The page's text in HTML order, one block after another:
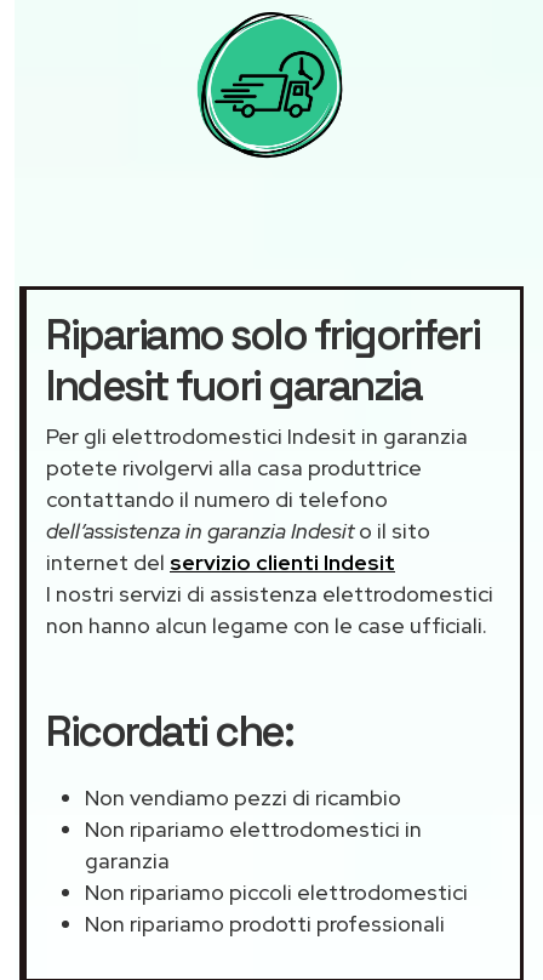
Ripariamo solo frigoriferi
Indesit fuori garanzia
Per gli elettrodomestici Indesit in garanzia
potete rivolgervi alla casa produttrice
contattando il numero di telefono
dell’assistenza in garanzia Indesito il sito
internet del servizio clienti Indesit
I nostri servizi di assistenza elettrodomestici
non hanno alcun legame con le case ufficiali.
Ricordati che:
Non vendiamo pezzi di ricambio
Non ripariamo elettrodomestici in
garanzia
Non ripariamo piccoli elettrodomestici
Non ripariamo prodotti professionali